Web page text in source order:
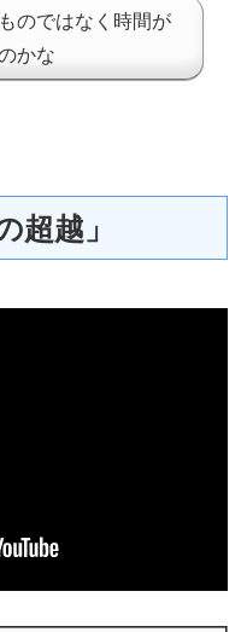
のではなく時間が
かな
超越」